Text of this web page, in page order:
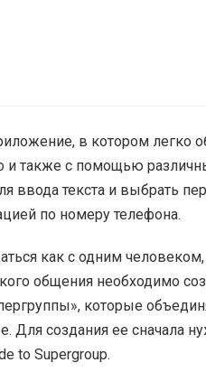
в котором
и также с помощью
ввода текста и выбрать
по номеру телефона.
как с одним
общения необходимо
которые
Для создания ее сначала
to Supergroup.